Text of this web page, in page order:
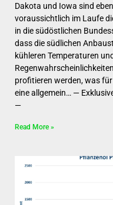
Dakota und Iowa sind
voraussichtlich im Laufe
in die südöstlichen
dass die südlichen
kühleren Temperaturen
profitieren werden, was
eine allgemein… —
—
Read More »